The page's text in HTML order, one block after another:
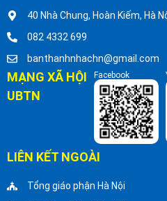
40 Nhà Chung, Hoàn Kiếm, Hà
082 4332 699
banthanhnhachn@gmail.com
MẠNG XÃ HỘI
UBTN
Facebook
LIÊN KẾT NGOÀI
Tổng giáo phận Hà Nội